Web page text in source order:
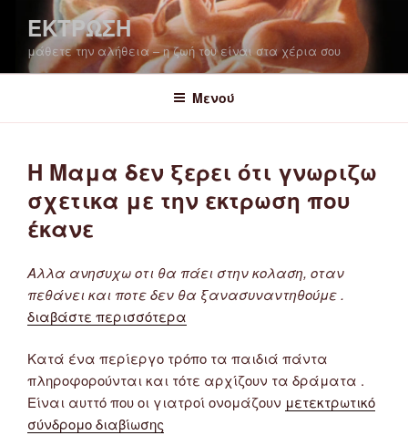
Μετάβαση
περιεχόμενο
ΕΚΤΡΩΣΗ
μάθετε την αλήθεια – η ζωή του είναι στα χέρια σου
Μενού
H Μαμα δεν ξερει ότι γνωριζω
σχετικα με την εκτρωση που
έκανε
Αλλα ανησυχω οτι θα πάει στην κολαση, οταν
πεθάνει και ποτε δεν θα ξανασυναντηθούμε .
διαβάστε περισσότερα
Κατά ένα περίεργο τρόπο τα παιδιά πάντα
πληροφορούνται και τότε αρχίζουν τα δράματα .
Είναι αυττό που οι γιατροί ονομάζουν μετεκτρωτικό
σύνδρομο διαβίωσης